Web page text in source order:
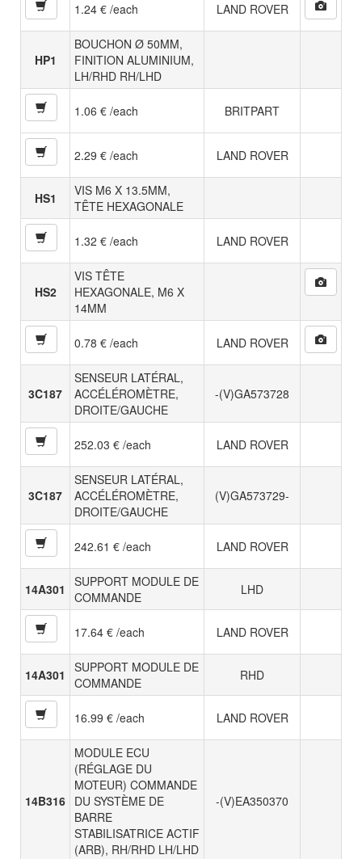
1.24 € /each LAND ROVER
HP1
BOUCHON Ø 50MM,
FINITION ALUMINIUM,
LH/RHD RH/LHD
1.06 € /each BRITPART
2.29 € /each LAND ROVER
HS1
VIS M6 X 13.5MM,
TÊTE HEXAGONALE
1.32 € /each LAND ROVER
HS2
VIS TÊTE
HEXAGONALE, M6 X
14MM
0.78 € /each LAND ROVER
3C187
SENSEUR LATÉRAL,
ACCÉLÉROMÈTRE,
DROITE/GAUCHE
-(V)GA573728
252.03 € /each LAND ROVER
3C187
SENSEUR LATÉRAL,
ACCÉLÉROMÈTRE,
DROITE/GAUCHE
(V)GA573729-
242.61 € /each LAND ROVER
14A301
SUPPORT MODULE DE
COMMANDE
LHD
17.64 € /each LAND ROVER
14A301
SUPPORT MODULE DE
COMMANDE
RHD
16.99 € /each LAND ROVER
14B316
MODULE ECU
(RÉGLAGE DU
MOTEUR) COMMANDE
DU SYSTÈME DE
BARRE
STABILISATRICE ACTIF
(ARB), RH/RHD LH/LHD
-(V)EA350370